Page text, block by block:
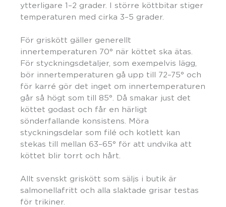
ytterligare 1–2 grader. I större köttbitar stiger
temperaturen med cirka 3–5 grader.
För griskött gäller generellt
innertemperaturen 70° när köttet ska ätas.
För styckningsdetaljer, som exempelvis lägg,
bör innertemperaturen gå upp till 72–75° och
för karré gör det inget om innertemperaturen
går så högt som till 85°. Då smakar just det
köttet godast och får en härligt
sönderfallande konsistens. Möra
styckningsdelar som filé och kotlett kan
stekas till mellan 63–65° för att undvika att
köttet blir torrt och hårt.
Allt svenskt griskött som säljs i butik är
salmonellafritt och alla slaktade grisar testas
för trikiner.